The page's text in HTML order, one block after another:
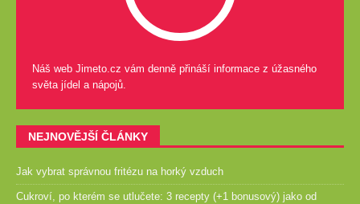
Náš web Jimeto.cz vám denně přináší informace z úžasného
světa jídel a nápojů.
NEJNOVĚJŠÍ ČLÁNKY
Jak vybrat správnou fritézu na horký vzduch
Cukroví, po kterém se utlučete: 3 recepty (+1 bonusový) jako od